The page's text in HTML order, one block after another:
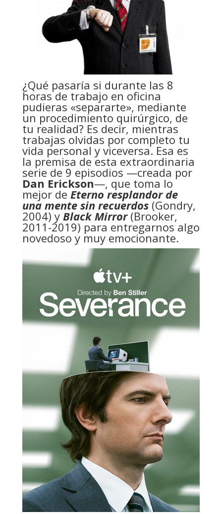
¿Qué pasaría si durante las 8
horas de trabajo en oficina
pudieras «separarte», mediante
un procedimiento quirúrgico, de
tu realidad? Es decir, mientras
trabajas olvidas por completo tu
vida personal y viceversa. Esa es
la premisa de esta extraordinaria
serie de 9 episodios —creada por
Dan Erickson—, que toma lo
mejor de Eterno resplandor de
una mente sin recuerdos(Gondry,
2004) y Black Mirror(Brooker,
2011-2019) para entregarnos algo
novedoso y muy emocionante.